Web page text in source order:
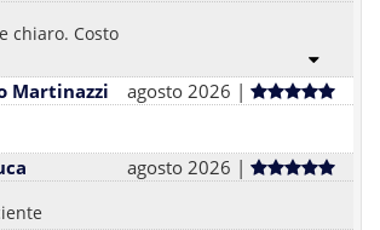
chiaro. Costo
Martinazzi agosto 2026 |
agosto 2026 |